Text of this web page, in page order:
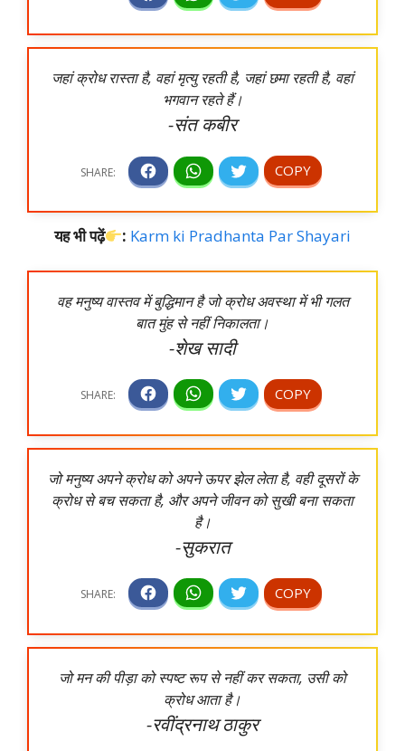
जहां क्रोध रास्ता है, वहां मृत्यु रहती है, जहां छमा रहती है, वहां
भगवान रहते हैं।
-संत कबीर
यह भी पढ़ें : Karm ki Pradhanta Par Shayari
वह मनुष्य वास्तव में बुद्धिमान है जो क्रोध अवस्था में भी गलत
बात मुंह से नहीं निकालता।
-शेख सादी
जो मनुष्य अपने क्रोध को अपने ऊपर झेल लेता है, वही दूसरों के
क्रोध से बच सकता है, और अपने जीवन को सुखी बना सकता
है।
-सुकरात
जो मन की पीड़ा को स्पष्ट रूप से नहीं कर सकता, उसी को
क्रोध आता है।
-रवींद्रनाथ ठाकुर